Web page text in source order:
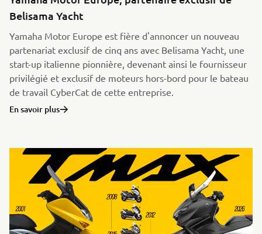
Belisama Yacht
Yamaha Motor Europe est fière d'annoncer un nouveau
partenariat exclusif de cinq ans avec Belisama Yacht, une
start-up italienne pionnière, devenant ainsi le fournisseur
privilégié et exclusif de moteurs hors-bord pour le bateau
de travail CyberCat de cette entreprise.
En savoir plus